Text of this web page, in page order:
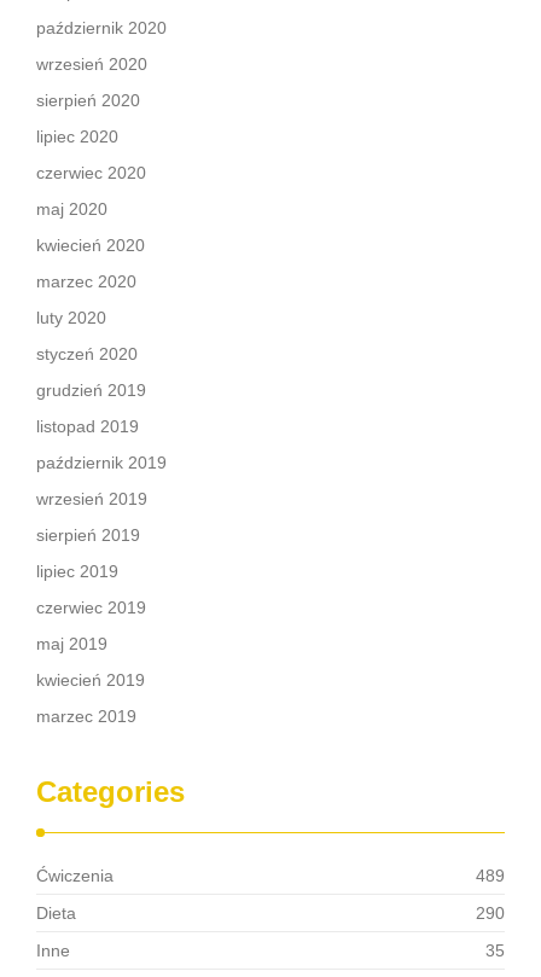
październik 2020
wrzesień 2020
sierpień 2020
lipiec 2020
czerwiec 2020
maj 2020
kwiecień 2020
marzec 2020
luty 2020
styczeń 2020
grudzień 2019
listopad 2019
październik 2019
wrzesień 2019
sierpień 2019
lipiec 2019
czerwiec 2019
maj 2019
kwiecień 2019
marzec 2019
Categories
Ćwiczenia
489
Dieta
290
Inne
35